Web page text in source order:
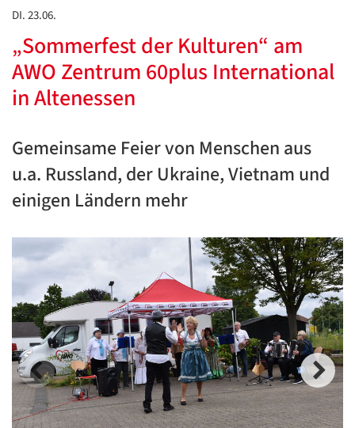
DI. 23.06.
„Sommerfest der Kulturen“ am
AWO Zentrum 60plus International
in Altenessen
Gemeinsame Feier von Menschen aus
u.a. Russland, der Ukraine, Vietnam und
einigen Ländern mehr